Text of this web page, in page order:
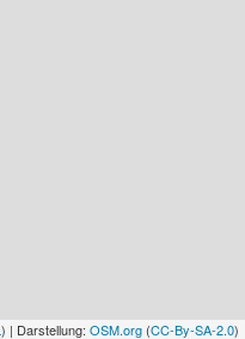
) | Darstellung: OSM.org (CC-By-SA-2.0)